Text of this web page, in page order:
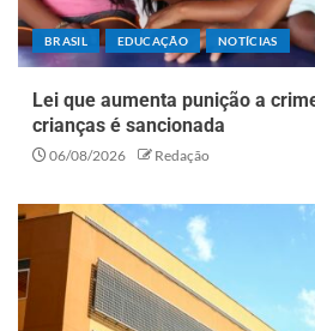
BRASIL EDUCAÇÃO NOTÍCIAS
Lei que aumenta punição a
crianças é sancionada
06/08/2026 Redação